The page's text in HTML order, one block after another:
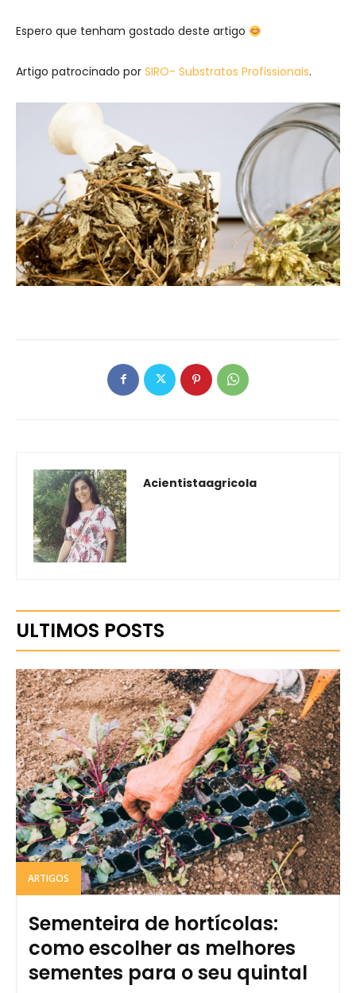
Espero que tenham gostado deste artigo
Artigo patrocinado por SIRO- Substratos Profissionais.
Acientistaagricola
ULTIMOS POSTS
ARTIGOS
Sementeira de hortícolas:
como escolher as melhores
sementes para o seu quintal